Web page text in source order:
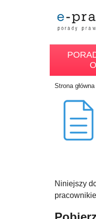
Strona główna
Niniejszy